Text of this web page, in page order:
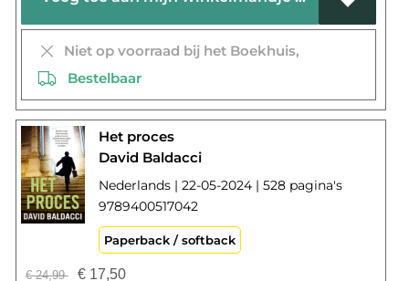
Niet op voorraad bij het Boekhuis,
Bestelbaar
Het proces
David Baldacci
Nederlands | 22-05-2024 | 528 pagina's
9789400517042
Paperback / softback
€24,99 €17,50